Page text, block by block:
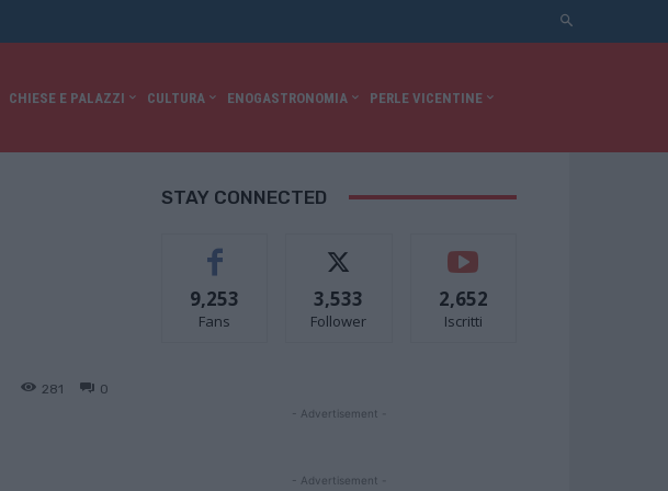
CHIESE E PALAZZI CULTURA ENOGASTRONOMIA PERLE VICENTINE
0
281
STAY CONNECTED
9,253
Fans
3,533
Follower
2,652
Iscritti
- Advertisement -
- Advertisement -